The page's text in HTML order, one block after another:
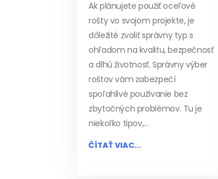
Ak plánujete použiť oceľové
rošty vo svojom projekte, je
dôležité zvoliť správny typ s
ohľadom na kvalitu, bezpečnosť
a dlhú životnosť. Správny výber
roštov vám zabezpečí
spoľahlivé používanie bez
zbytočných problémov. Tu je
niekoľko tipov,...
ČÍTAŤ VIAC...